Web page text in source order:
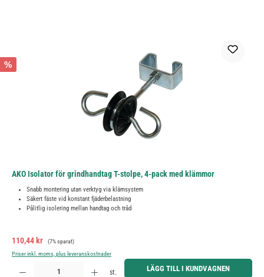
%
AKO Isolator för grindhandtag T-stolpe, 4-pack med klämmor
Snabb montering utan verktyg via klämsystem
Säkert fäste vid konstant fjäderbelastning
Pålitlig isolering mellan handtag och tråd
Försäljningspris:
110,44 kr Ordinarie pris:
(7% sparat)
Priser inkl. moms, plus leveranskostnader
Produktkvantitet: Ange önskat belopp eller använd knapparna för att öka eller minska kvantiteten.
st. LÄGG TILL I KUNDVAGNEN